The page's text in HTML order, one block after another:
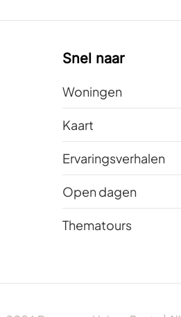
Snel naar
Woningen
Kaart
Ervaringsverhalen
Open dagen
Thematours